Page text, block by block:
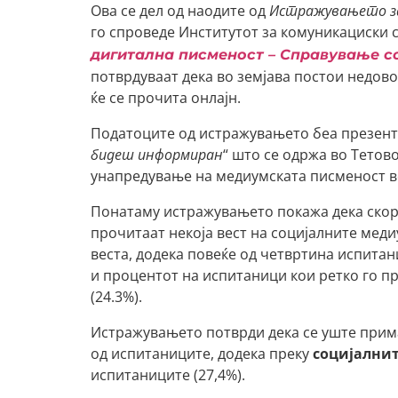
Ова се дел од наодите одИстражувањето
го спроведе Институтот за комуникациски
дигитална писменост – Справување
потврдуваат дека во земјава постои
ќе се прочита онлајн.
Податоците од истражувањето беа
бидеш информиран“ што се одржа во
унапредување на медиумската писменост
Понатаму истражувањето покажа дека
прочитаат некоја вест на социјалните
веста, додека повеќе од четвртина
и процентот на испитаници кои ретко го
(24.3%).
Истражувањето потврди дека се уште
од испитаниците, додека преку
испитаниците (27,4%).